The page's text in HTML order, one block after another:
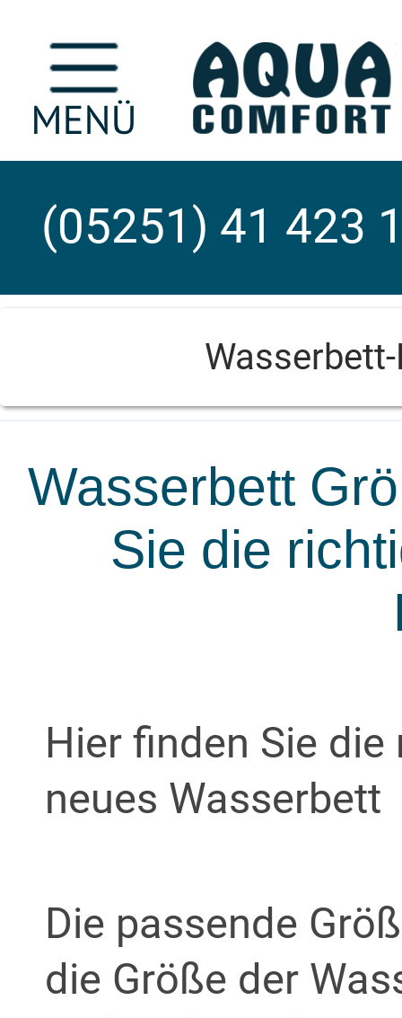
(05251) 41 423
Wasserbett
Sie die
Hier finden Sie
neues Wasserbett
Die passende
die Größe der